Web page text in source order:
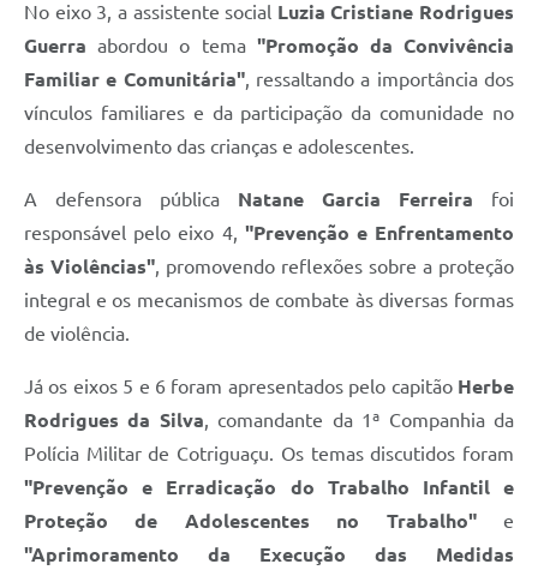
No eixo 3, a assistente social Luzia Cristiane Rodrigues
Guerra abordou o tema "Promoção da Convivência
Familiar e Comunitária", ressaltando a importância dos
vínculos familiares e da participação da comunidade no
desenvolvimento das crianças e adolescentes.
A defensora pública Natane Garcia Ferreira foi
responsável pelo eixo 4, "Prevenção e Enfrentamento
às Violências", promovendo reflexões sobre a proteção
integral e os mecanismos de combate às diversas formas
de violência.
Já os eixos 5 e 6 foram apresentados pelo capitão Herbe
Rodrigues da Silva, comandante da 1ª Companhia da
Polícia Militar de Cotriguaçu. Os temas discutidos foram
"Prevenção e Erradicação do Trabalho Infantil e
Proteção de Adolescentes no Trabalho"e
"Aprimoramento da Execução das Medidas